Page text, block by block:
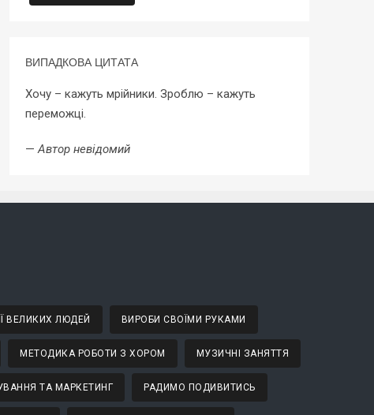
ВИПАДКОВА ЦИТАТА
Хочу – кажуть мрійники. Зроблю – кажуть
переможці.
—Автор невідомий
ВЕЛИКИХ ЛЮДЕЙ ВИРОБИ СВОЇМИ РУКАМИ
МЕТОДИКА РОБОТИ З ХОРОМ МУЗИЧНІ ЗАНЯТТЯ
ТА МАРКЕТИНГ РАДИМО ПОДИВИТИСЬ